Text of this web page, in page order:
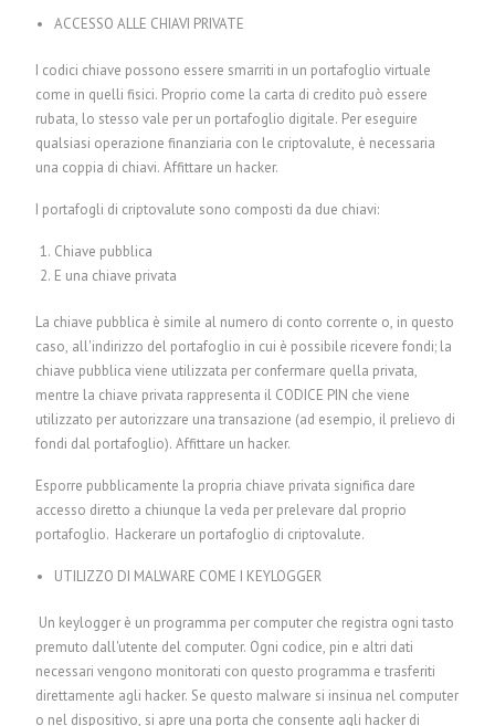
ACCESSO ALLE CHIAVI PRIVATE
I codici chiave possono essere smarriti in un portafoglio virtuale
come in quelli fisici. Proprio come la carta di credito può essere
rubata, lo stesso vale per un portafoglio digitale. Per eseguire
qualsiasi operazione finanziaria con le criptovalute, è necessaria
una coppia di chiavi.Affittare un hacker.
I portafogli di criptovalute sono composti da due chiavi:
Chiave pubblica
E una chiave privata
La chiave pubblica è simile al numero di conto corrente o, in questo
caso, all'indirizzo del portafoglio in cui è possibile ricevere fondi; la
chiave pubblica viene utilizzata per confermare quella privata,
mentre la chiave privata rappresenta il CODICE PIN che viene
utilizzato per autorizzare una transazione (ad esempio, il prelievo di
fondi dal portafoglio).Affittare un hacker.
Esporre pubblicamente la propria chiave privata significa dare
accesso diretto a chiunque la veda per prelevare dal proprio
portafoglio. Hackerare un portafoglio di criptovalute.
UTILIZZO DI MALWARE COME I KEYLOGGER
Un keylogger è un programma per computer che registra ogni tasto
premuto dall'utente del computer. Ogni codice, pin e altri dati
necessari vengono monitorati con questo programma e trasferiti
direttamente agli hacker. Se questo malware si insinua nel computer
o nel dispositivo, si apre una porta che consente agli hacker di